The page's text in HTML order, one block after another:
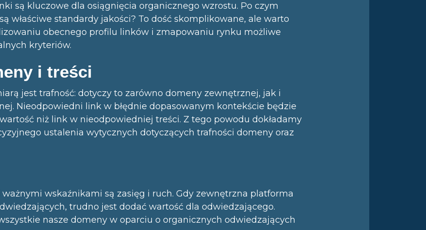
są kluczowe dla osiągnięcia organicznego wzrostu. Po czym
właściwe standardy jakości? To dość skomplikowane, ale warto
obecnego profilu linków i zmapowaniu rynku możliwe
kryteriów.
i treści
jest trafność: dotyczy to zarówno domeny zewnętrznej, jak i
Nieodpowiedni link w błędnie dopasowanym kontekście będzie
niż link w nieodpowiedniej treści. Z tego powodu dokładamy
ustalenia wytycznych dotyczących trafności domeny oraz
wskaźnikami są zasięg i ruch. Gdy zewnętrzna platforma
trudno jest dodać wartość dla odwiedzającego.
nasze domeny w oparciu o organicznych odwiedzających